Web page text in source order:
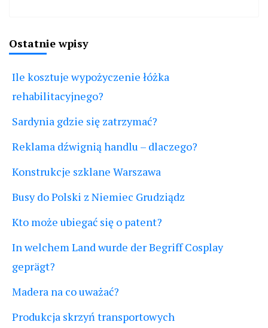
Ostatnie wpisy
Ile kosztuje wypożyczenie łóżka
rehabilitacyjnego?
Sardynia gdzie się zatrzymać?
Reklama dźwignią handlu – dlaczego?
Konstrukcje szklane Warszawa
Busy do Polski z Niemiec Grudziądz
Kto może ubiegać się o patent?
In welchem Land wurde der Begriff Cosplay
geprägt?
Madera na co uważać?
Produkcja skrzyń transportowych